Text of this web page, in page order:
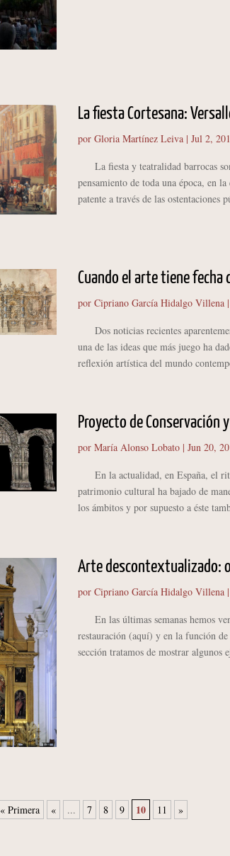
La fiesta Cortesana:
por Gloria Martínez Leiva| Jul 2,
La fiesta y teatralidad barrocas
pensamiento de toda una época, en
patente a través de las ostentaciones
Cuando el arte tiene fecha
por Cipriano García Hidalgo Villena|
Dos noticias recientes
una de las ideas que más juego ha
reflexión artística del mundo
Proyecto de Conservación
por María Alonso Lobato| Jun 20,
En la actualidad, en España, el
patrimonio cultural ha bajado de
los ámbitos y por supuesto a éste
Arte descontextualizado:
por Cipriano García Hidalgo Villena|
En las últimas semanas hemos
restauración (aquí) y en la función
sección tratamos de mostrar
« Primera « ... 7 8 9 10 11 »